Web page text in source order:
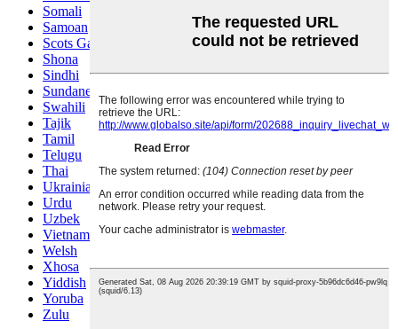
Somali
Samoan
Scots Gaelic
Shona
Sindhi
Sundanese
Swahili
Tajik
Tamil
Telugu
Thai
Ukrainian
Urdu
Uzbek
Vietnamese
Welsh
Xhosa
Yiddish
Yoruba
Zulu